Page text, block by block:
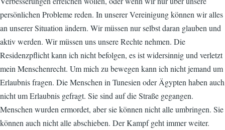
persönlichen Probleme reden. In unserer Vereinigung können wir alles
an unserer Situation ändern. Wir müssen nur selbst daran glauben und
aktiv werden. Wir müssen uns unsere Rechte nehmen. Die
Residenzpflicht kann ich nicht befolgen, es ist widersinnig und verletzt
mein Menschenrecht. Um mich zu bewegen kann ich nicht jemand um
Erlaubnis fragen. Die Menschen in Tunesien oder Ägypten haben auch
nicht um Erlaubnis gefragt. Sie sind auf die Straße gegangen.
Menschen wurden ermordet, aber sie können nicht alle umbringen. Sie
können auch nicht alle abschieben. Der Kampf geht immer weiter.